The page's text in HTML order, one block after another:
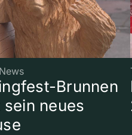
Brunnen
neues